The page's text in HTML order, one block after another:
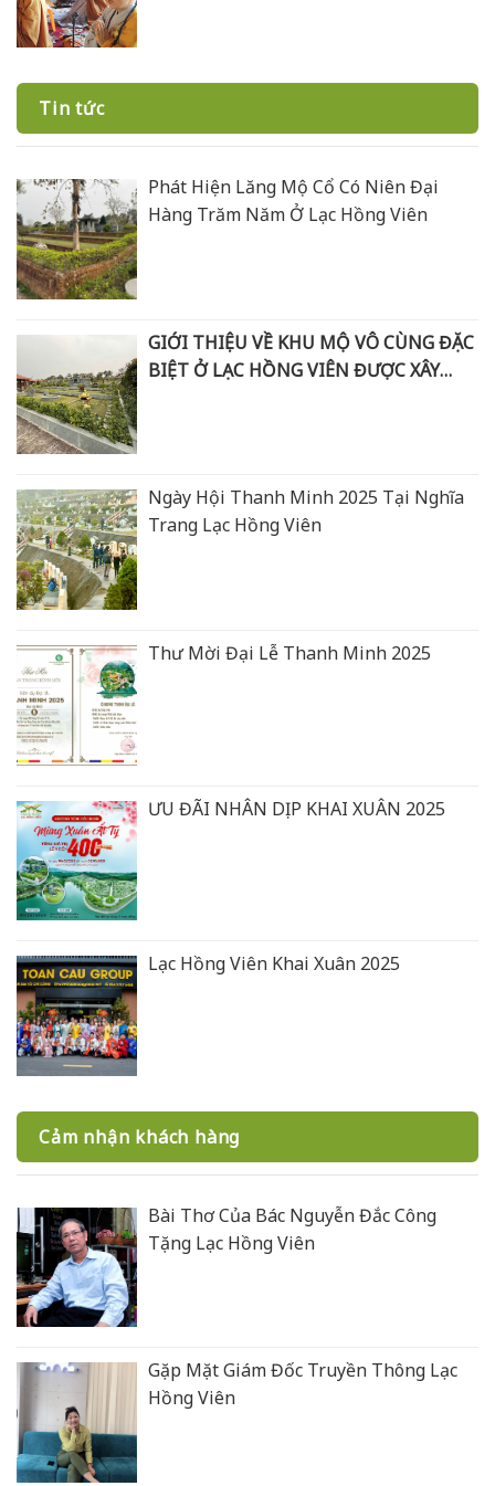
Tin tức
Phát Hiện Lăng Mộ Cổ Có Niên Đại
Hàng Trăm Năm Ở Lạc Hồng Viên
GIỚI THIỆU VỀ KHU MỘ VÔ CÙNG ĐẶC
BIỆT Ở LẠC HỒNG VIÊN ĐƯỢC XÂY
Ngày Hội Thanh Minh 2025 Tại Nghĩa
Trang Lạc Hồng Viên
Thư Mời Đại Lễ Thanh Minh 2025
ƯU ĐÃI NHÂN DỊP KHAI XUÂN 2025
Lạc Hồng Viên Khai Xuân 2025
Cảm nhận khách hàng
Bài Thơ Của Bác Nguyễn Đắc Công
Tặng Lạc Hồng Viên
Gặp Mặt Giám Đốc Truyền Thông Lạc
Hồng Viên